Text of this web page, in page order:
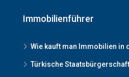
Immobilienführer
Wie kauft man Immobilien in
Türkische